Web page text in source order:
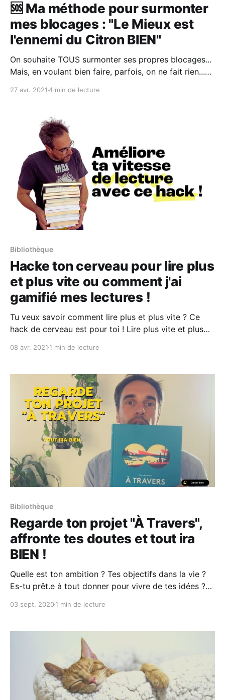
🆘 Ma méthode pour surmonter
mes blocages : "Le Mieux est
l'ennemi du Citron BIEN"
On souhaite TOUS surmonter ses propres blocages...
Mais, en voulant bien faire, parfois, on ne fait rien...
27 avr. 20214 min de lecture
Bibliothèque
Hacke ton cerveau pour lire plus
et plus vite ou comment j'ai
gamifié mes lectures !
Tu veux savoir comment lire plus et plus vite ? Ce
hack de cerveau est pour toi ! Lire plus vite et plus
Comment transformer de façon positives tes
éleveur de Marques trop bien, et mes premiers
coachs
08 avr. 2021 1 min de lecture
Bibliothèque
Regarde ton projet "À Travers",
affronte tes doutes et tout ira
BIEN !
Quelle est ton ambition ? Tes objectifs dans la vie ?
Es-tu prêt.e à tout donner pour vivre de tes idées ?
travers" - non ? Pour affronter tes doutes, je t'invite à
03 sept. 20201 min de lecture